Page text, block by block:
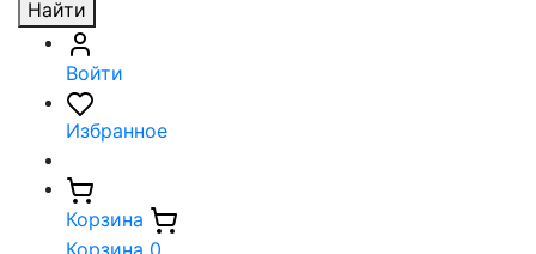
Найти
Войти
Избранное
Корзина